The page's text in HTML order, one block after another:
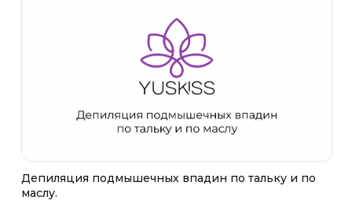
Депиляция подмышечных впадин по тальку и по
маслу.